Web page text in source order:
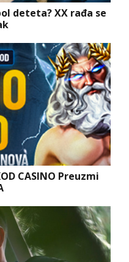
deteta? XX rađa se
CASINO Preuzmi